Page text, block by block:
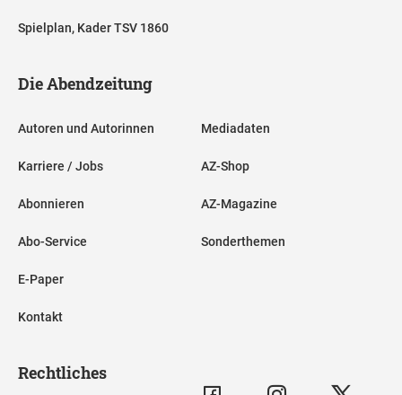
Spielplan, Kader TSV 1860
Die Abendzeitung
Autoren und Autorinnen
Karriere / Jobs
Abonnieren
Abo-Service
E-Paper
Kontakt
Mediadaten
AZ-Shop
AZ-Magazine
Sonderthemen
Rechtliches